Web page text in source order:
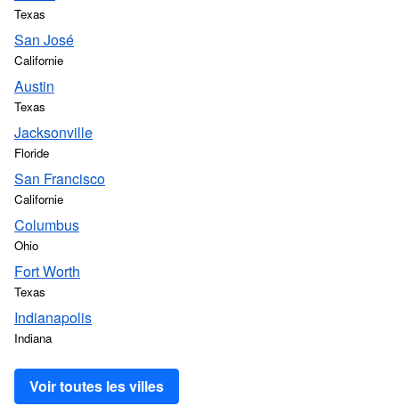
Texas
San José
Californie
Austin
Texas
Jacksonville
Floride
San Francisco
Californie
Columbus
Ohio
Fort Worth
Texas
Indianapolis
Indiana
Voir toutes les villes